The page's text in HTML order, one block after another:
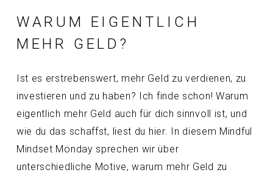
WARUM EIGENTLICH
MEHR GELD?
Ist es erstrebenswert, mehr Geld zu verdienen, zu
investieren und zu haben? Ich finde schon! Warum
eigentlich mehr Geld auch für dich sinnvoll ist, und
wie du das schaffst, liest du hier. In diesem Mindful
Mindset Monday sprechen wir über
unterschiedliche Motive, warum mehr Geld zu